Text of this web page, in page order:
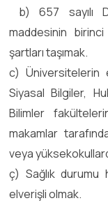
b) 657 sayılı
maddesinin birinci
şartları taşımak.
c) Üniversitelerin
Siyasal Bilgiler,
Bilimler
makamlar
veya
ç) Sağlık durumu
elverişli olmak.